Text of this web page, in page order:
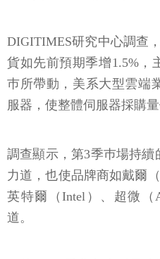
DIGITIMES研究中心調查
貨如先前預期季增1.5%，
巿所帶動，美系大型雲端
服器，使整體伺服器採購量
調查顯示，第3季巿場持
力道，也使品牌商如戴爾
英特爾（Intel）、超微
道。